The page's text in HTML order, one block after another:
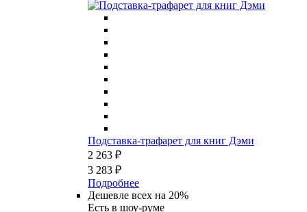
Подставка-трафарет для книг Дэми
2 263 ₽
3 283 ₽
Подробнее
Дешевле всех на 20%
Есть в шоу-руме